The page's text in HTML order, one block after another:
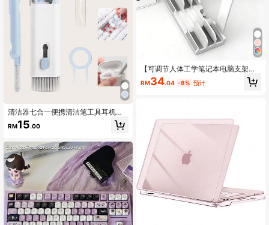
清洁器七合一便携清洁笔工具耳机清
洁刷
RM15.00
【可调节人体工学笔记本电脑支架】1
个可调节人体工学笔记本电脑支架 - A
BS材质，高度可调节桌面笔记本电脑
RM34.04 -8% 预计